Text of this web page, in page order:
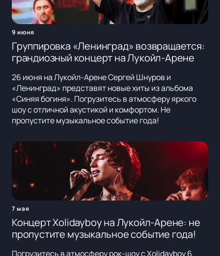
9 июня
Группировка «Ленинград» возвращается:
грандиозный концерт на Лукойл-Арене
26 июня на Лукойл-Арене Сергей Шнуров и
«Ленинград» представят новые хиты из альбома
«Синяя богиня». Погрузитесь в атмосферу яркого
шоу с отличной акустикой и комфортом. Не
пропустите музыкальное событие года!
7 мая
Концерт Xolidayboy на Лукойл-Арене: не
пропустите музыкальное событие года!
Погрузитесь в атмосферу рок-шоу с Xolidayboy 6